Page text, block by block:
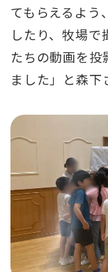
てもらえるよう
したり、牧場
たちの動画を投
ました」と森下